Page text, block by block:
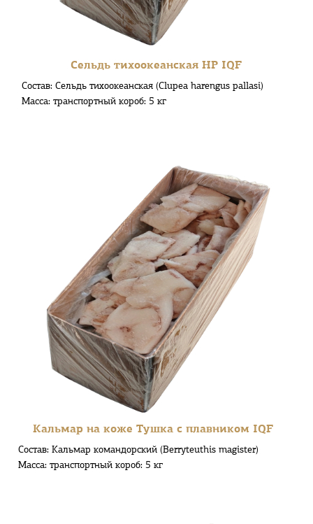
Сельдь тихоокеанская НР IQF
Состав: Сельдь тихоокеанская (Clupea harengus pallasi)
Масса: транспортный короб: 5 кг
Кальмар на коже Тушка с плавником IQF
Состав: Кальмар командорский (Berryteuthis magister)
Масса: транспортный короб: 5 кг